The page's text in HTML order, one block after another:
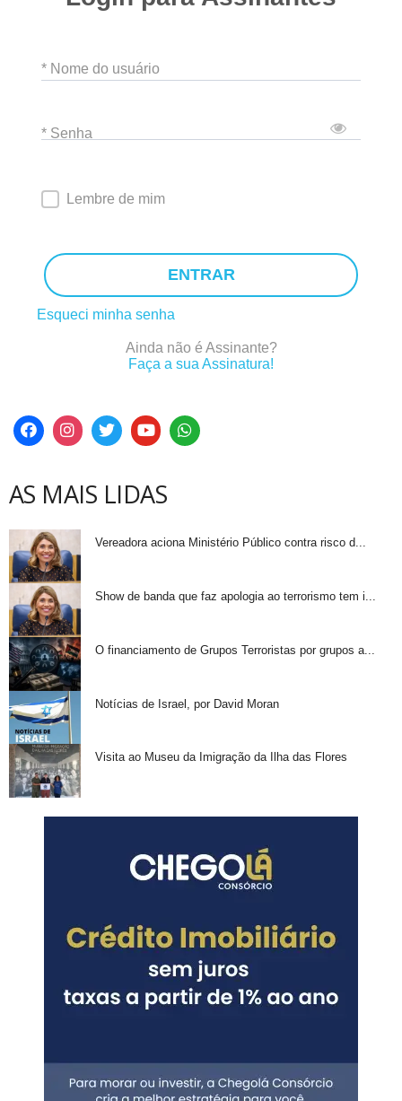
* Nome do usuário
* Senha
Lembre de mim
ENTRAR
Esqueci minha senha
Ainda não é Assinante?
Faça a sua Assinatura!
AS MAIS LIDAS
Vereadora aciona Ministério Público contra risco d...
Show de banda que faz apologia ao terrorismo tem i...
O financiamento de Grupos Terroristas por grupos a...
Notícias de Israel, por David Moran
Visita ao Museu da Imigração da Ilha das Flores